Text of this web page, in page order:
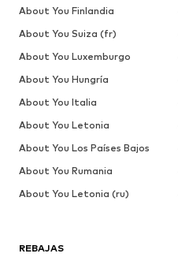
REBAJAS
About You Finlandia
About You Suiza (fr)
About You Luxemburgo
About You Hungría
About You Italia
About You Letonia
About You Los Países Bajos
About You Rumania
About You Letonia (ru)